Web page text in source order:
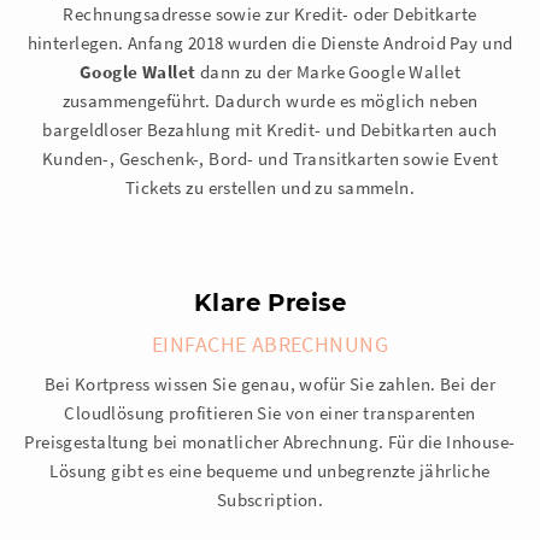
Rechnungsadresse sowie zur Kredit- oder Debitkarte
hinterlegen. Anfang 2018 wurden die Dienste Android Pay und
Google Wallet dann zu der Marke Google Wallet
zusammengeführt. Dadurch wurde es möglich neben
bargeldloser Bezahlung mit Kredit- und Debitkarten auch
Kunden-, Geschenk-, Bord- und Transitkarten sowie Event
Tickets zu erstellen und zu sammeln.
Klare Preise
EINFACHE ABRECHNUNG
Bei Kortpress wissen Sie genau, wofür Sie zahlen. Bei der
Cloudlösung profitieren Sie von einer transparenten
Preisgestaltung bei monatlicher Abrechnung. Für die Inhouse-
Lösung gibt es eine bequeme und unbegrenzte jährliche
Subscription.